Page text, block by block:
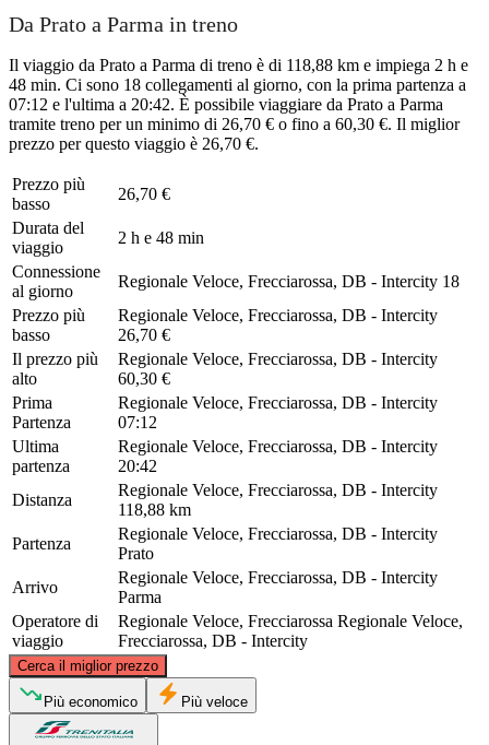
Da Prato a Parma in treno
Il viaggio da Prato a Parma di treno è di 118,88 km e impiega 2 h e
48 min. Ci sono 18 collegamenti al giorno, con la prima partenza a
07:12 e l'ultima a 20:42. È possibile viaggiare da Prato a Parma
tramite treno per un minimo di 26,70 € o fino a 60,30 €. Il miglior
prezzo per questo viaggio è 26,70 €.
Prezzo più
basso
26,70 €
Durata del
viaggio
2 h e 48 min
Connessione
al giorno
Regionale Veloce, Frecciarossa, DB - Intercity 18
Prezzo più
basso
Regionale Veloce, Frecciarossa, DB - Intercity
26,70 €
Il prezzo più
alto
Regionale Veloce, Frecciarossa, DB - Intercity
60,30 €
Prima
Partenza
Regionale Veloce, Frecciarossa, DB - Intercity
07:12
Ultima
partenza
Regionale Veloce, Frecciarossa, DB - Intercity
20:42
Distanza
Regionale Veloce, Frecciarossa, DB - Intercity
118,88 km
Partenza
Regionale Veloce, Frecciarossa, DB - Intercity
Prato
Arrivo
Regionale Veloce, Frecciarossa, DB - Intercity
Parma
Operatore di
viaggio
Regionale Veloce, Frecciarossa Regionale Veloce,
Frecciarossa, DB - Intercity
Cerca il miglior prezzo
Parma
©CARTO, ©
Più economico Più veloce